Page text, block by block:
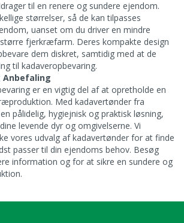
til en renere og sundere ejendom.
størrelser, så de kan tilpasses
uanset om du driver en mindre
fjerkræfarm. Deres kompakte design
dem diskret, samtidig med at de
til kadaveropbevaring.
Anbefaling
er en vigtig del af at opretholde en
Med kadavertønder fra
pålidelig, hygiejnisk og praktisk løsning,
levende dyr og omgivelserne. Vi
vores udvalg af kadavertønder for at finde
passer til din ejendoms behov. Besøg
information og for at sikre en sundere og